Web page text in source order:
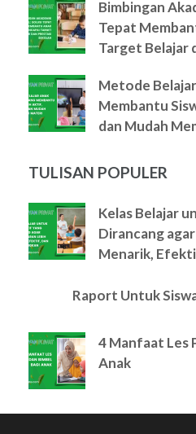
Bimbingan
Tepat
Target Belajar
Metode
Membantu
dan Mudah
TULISAN POPULER
Kelas Belajar
Dirancang
Menarik,
Raport Untuk
4 Manfaat Les
Anak